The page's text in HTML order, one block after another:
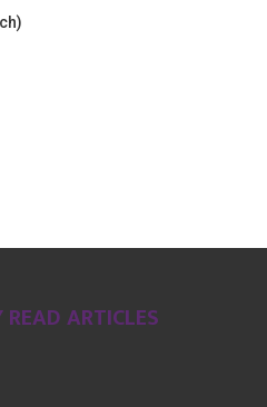
ARTICLES